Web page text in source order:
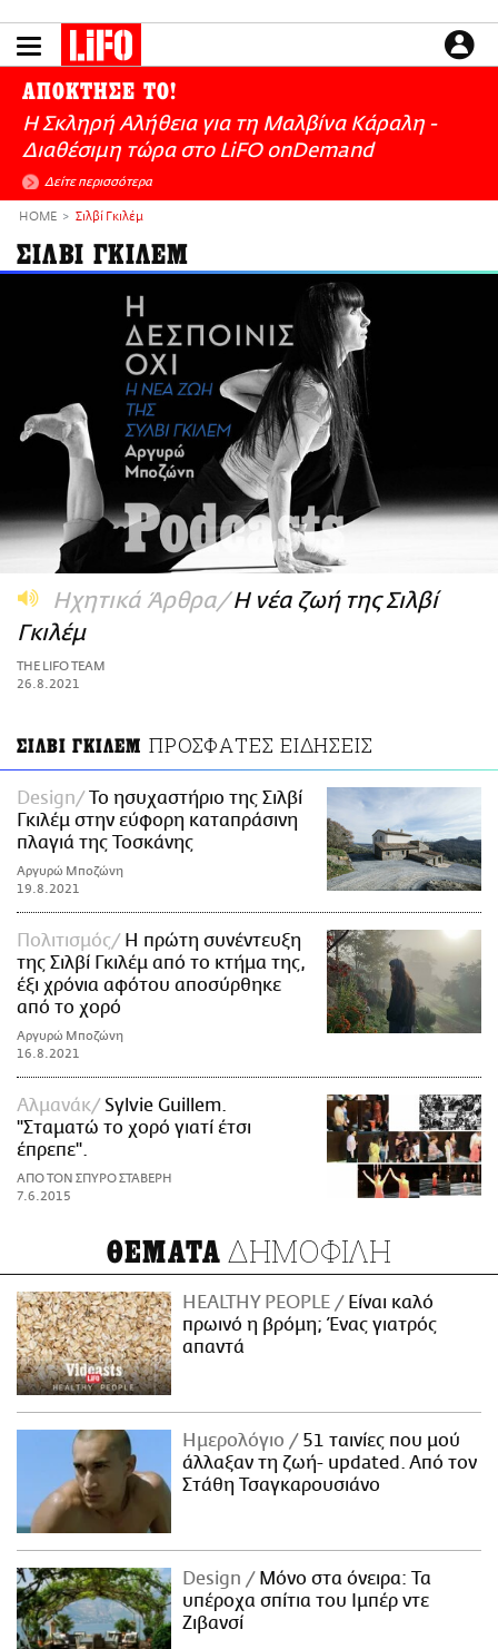
το
NEWSLETTER
ΜΙΚΡΟΠΡΑΓΜΑΤΑ
THE GOOD LIFO
LIFOLAND
CITY GUIDE
ΑΜΠΑ
PRINT
ΕΙΔΗΣΕΙΣ
CULTURE
ΑΠΟΨΕΙΣ
ΤΡΟΠΟΣ ΖΩΗΣ
PODCASTS
Plus
ΑΠΟΚΤΗΣΕ ΤΟ!
Η Σκληρή Αλήθεια για τη Μαλβίνα Κάραλη -
Διαθέσιμη τώρα στo LiFO onDemand
Δείτε περισσότερα
HOME Σιλβί Γκιλέμ
ΣΙΛΒΙ ΓΚΙΛΕΜ
Ηχητικά Άρθρα Η νέα ζωή της Σιλβί
Γκιλέμ
THE LIFO TEAM
26.8.2021
ΣΙΛΒΙ ΓΚΙΛΕΜ ΠΡΟΣΦΑΤΕΣ ΕΙΔΗΣΕΙΣ
Design
Το ησυχαστήριο της Σιλβί
Γκιλέμ στην εύφορη καταπράσινη
πλαγιά της Τοσκάνης
Αργυρώ Μποζώνη
19.8.2021
Πολιτισμός
Η πρώτη συνέντευξη
της Σιλβί Γκιλέμ από το κτήμα της,
έξι χρόνια αφότου αποσύρθηκε
από το χορό
Αργυρώ Μποζώνη
16.8.2021
Αλμανάκ
Sylvie Guillem.
"Σταματώ το χορό γιατί έτσι
έπρεπε".
ΑΠΟ ΤΟΝ ΣΠΥΡΟ ΣΤΑΒΕΡΗ
7.6.2015
ΘΕΜΑΤΑ ΔΗΜΟΦΙΛΗ
HEALTHY PEOPLE
Είναι καλό
πρωινό η βρόμη; Ένας γιατρός
απαντά
Ημερολόγιο
51 ταινίες που μού
άλλαξαν τη ζωή- updated. Aπό τον
Στάθη Τσαγκαρουσιάνο
Design
Μόνο στα όνειρα: Τα
υπέροχα σπίτια του Ιμπέρ ντε
Ζιβανσί